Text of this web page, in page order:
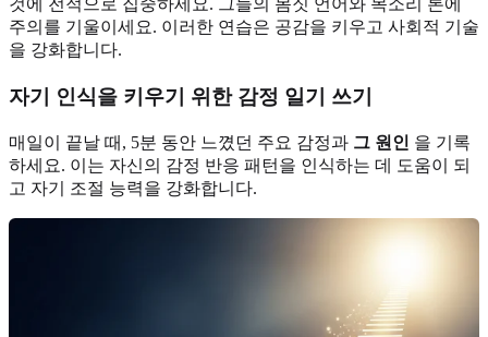
것에 전적으로 집중하세요. 그들의 몸짓 언어와 목소리 톤에
주의를 기울이세요. 이러한 연습은 공감을 키우고 사회적 기술
을 강화합니다.
자기 인식을 키우기 위한 감정 일기 쓰기
매일이 끝날 때, 5분 동안 느꼈던 주요 감정과 그 원인 을 기록
하세요. 이는 자신의 감정 반응 패턴을 인식하는 데 도움이 되
고 자기 조절 능력을 강화합니다.